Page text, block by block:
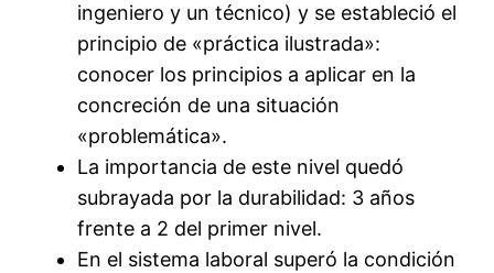
ingeniero y un técnico) y se estableció el
principio de «práctica ilustrada»:
conocer los principios a aplicar en la
concreción de una situación
«problemática».
La importancia de este nivel quedó
subrayada por la durabilidad: 3 años
frente a 2 del primer nivel.
En el sistema laboral superó la condición